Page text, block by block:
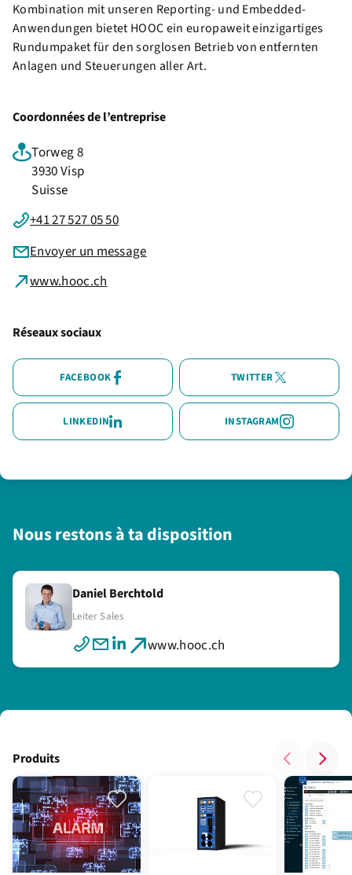
Kombination mit unseren Reporting- und Embedded-
Anwendungen bietet HOOC ein europaweit einzigartiges
Rundumpaket für den sorglosen Betrieb von entfernten
Anlagen und Steuerungen aller Art.
Coordonnées de l’entreprise
Torweg 8
3930 Visp
Suisse
+41 27 527 05 50
Envoyer un message
www.hooc.ch
Réseaux sociaux
FACEBOOK TWITTER
LINKEDIN INSTAGRAM
Nous restons à ta disposition
Daniel Berchtold
Leiter Sales
www.hooc.ch
Produits